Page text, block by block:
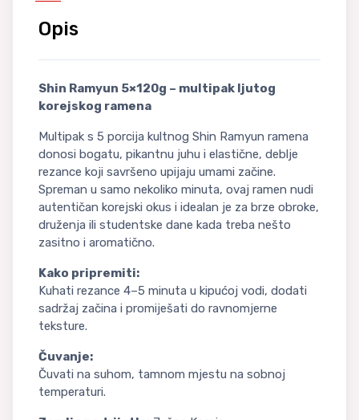
Opis
Shin Ramyun 5×120g – multipak ljutog
korejskog ramena
Multipak s 5 porcija kultnog Shin Ramyun ramena
donosi bogatu, pikantnu juhu i elastične, deblje
rezance koji savršeno upijaju umami začine.
Spreman u samo nekoliko minuta, ovaj ramen nudi
autentičan korejski okus i idealan je za brze obroke,
druženja ili studentske dane kada treba nešto
zasitno i aromatično.
Kako pripremiti:
Kuhati rezance 4–5 minuta u kipućoj vodi, dodati
sadržaj začina i promiješati do ravnomjerne
teksture.
Čuvanje:
Čuvati na suhom, tamnom mjestu na sobnoj
temperaturi.